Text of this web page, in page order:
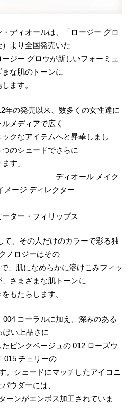
ディオールは、「ロージー グロ
より全国発売いた
ジー グロウが新しいフォーミュ
な肌のトーンに
ます。
年の発売以来、数多くの女性達に
メディアで広く
クなアイテムへと昇華しまし
のシェードでさらに
す」
ル メイク
メージ ディレクター
ィリップス
て、その人だけのカラーで彩る独
ノロジーはその
、肌になめらかに溶けこみフィッ
さまざまな肌トーンに
もたらします。
コーラルに加え、深みのある
ぽい上品さに
ピンクベージュの 012 ローズウ
015 チェリーの
。シェードにマッチしたアイコニ
ウダーには、
ーンがエンボス加工されていま